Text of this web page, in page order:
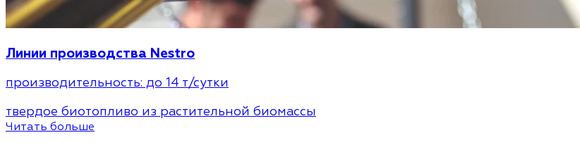
Линии производства Nestro
производительность: до 14 т/сутки
твердое биотопливо из растительной биомассы
Читать больше